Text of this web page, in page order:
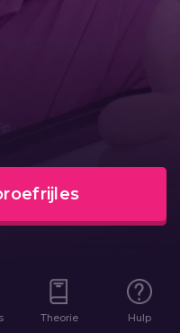
Theorie Hulp